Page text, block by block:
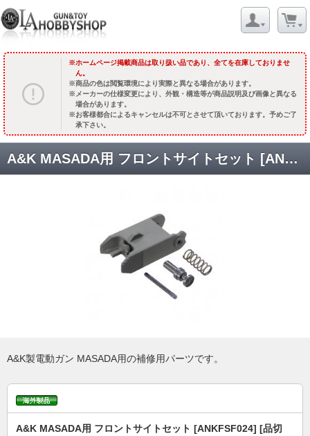
ホームページ掲載商品は取り扱い品であり、全てを在庫しておりませ
ん。
商品の色は閲覧環境により実際と異なる場合があります。
メーカーの仕様変更により、外観・構造等が商品説明及び画像と異なる
場合があります。
お客様都合によるキャンセルは不可とさせて頂いております。予めご了
承下さい。
A&K MASADA用 フロントサイトセット [ANKFSF024] [品切中.再生産待ち]
A&K製電動ガン MASADA用の補修用パーツです。
A&K MASADA用 フロントサイトセット [ANKFSF024] [品切